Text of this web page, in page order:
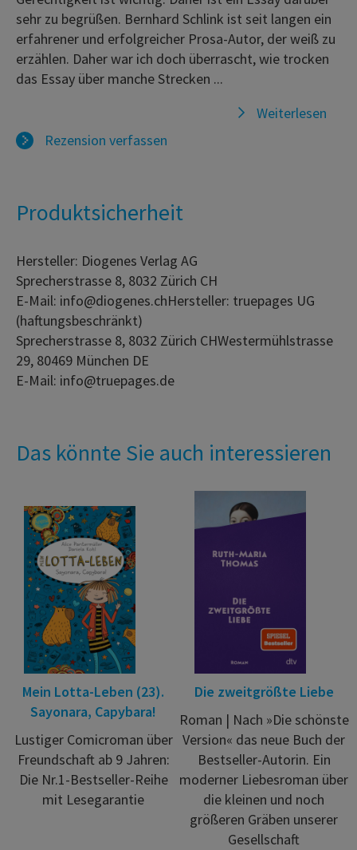
sehr zu begrüßen. Bernhard Schlink ist seit langen ein
erfahrener und erfolgreicher Prosa-Autor, der weiß zu
erzählen. Daher war ich doch überrascht, wie trocken
das Essay über manche Strecken ...
Weiterlesen
Rezension verfassen
Produktsicherheit
Hersteller: Diogenes Verlag AG
Sprecherstrasse 8, 8032 Zürich CH
E-Mail: info@diogenes.chHersteller: truepages UG
(haftungsbeschränkt)
Sprecherstrasse 8, 8032 Zürich CHWestermühlstrasse
29, 80469 München DE
E-Mail: info@truepages.de
Das könnte Sie auch interessieren
Mein Lotta-Leben (23).
Sayonara, Capybara!
Lustiger Comicroman über
Freundschaft ab 9 Jahren:
Die Nr.1-Bestseller-Reihe
mit Lesegarantie
Die zweitgrößte Liebe
Roman | Nach »Die schönste
Version« das neue Buch der
Bestseller-Autorin. Ein
moderner Liebesroman über
die kleinen und noch
größeren Gräben unserer
Gesellschaft